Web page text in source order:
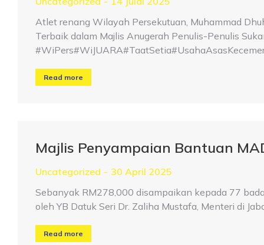
Atlet renang Wilayah Persekutuan, Muhammad
Terbaik dalam Majlis Anugerah Penulis-Penulis
Read more
Majlis Penyampaian Bantuan
Uncategorized
30 April 2025
Sebanyak RM278,000 disampaikan kepada 77
oleh YB Datuk Seri Dr. Zaliha Mustafa, Menteri di
Read more